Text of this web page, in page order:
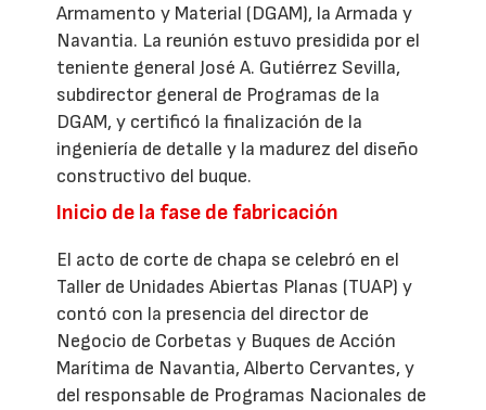
Armamento y Material (DGAM), la Armada y
Navantia. La reunión estuvo presidida por el
teniente general José A. Gutiérrez Sevilla,
subdirector general de Programas de la
DGAM, y certificó la finalización de la
ingeniería de detalle y la madurez del diseño
constructivo del buque.
Inicio de la fase de fabricación
El acto de corte de chapa se celebró en el
Taller de Unidades Abiertas Planas (TUAP) y
contó con la presencia del director de
Negocio de Corbetas y Buques de Acción
Marítima de Navantia, Alberto Cervantes, y
del responsable de Programas Nacionales de